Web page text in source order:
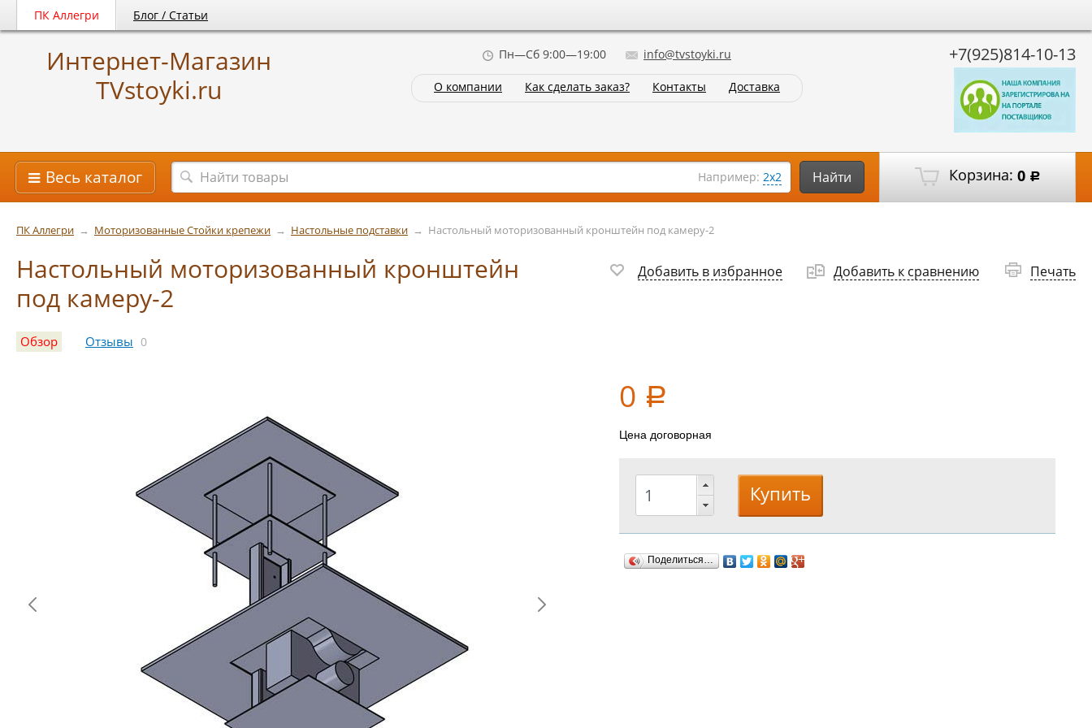
ПК Аллегри Блог / Статьи
Интернет-Магазин
TVstoyki.ru
+7(925)814-10-13
Пн—Сб 9:00—19:00 info@tvstoyki.ru
О компании Как сделать заказ? Контакты Доставка
Корзина: 0 Р
Весь каталог Например: 2х2 Найти
ПК Аллегри → Моторизованные Стойки крепежи → Настольные подставки → Настольный моторизованный кронштейн под камеру-2
Настольный моторизованный кронштейн
под камеру-2
Добавить в избранное Добавить к сравнению Печать
Обзор Отзывы 0
0 Р
Цена договорная
Поделиться…